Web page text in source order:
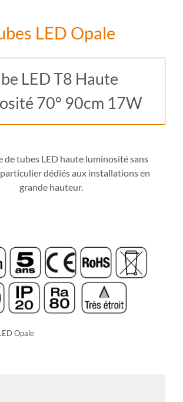
LED Opale
LED T8 Haute
70° 90cm 17W
de tubes LED haute luminosité sans
dédiés aux installations en
grande hauteur.
Opale